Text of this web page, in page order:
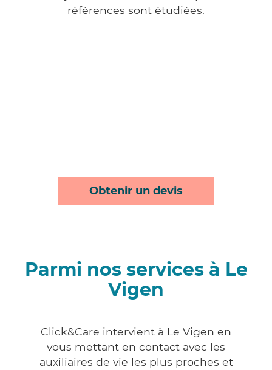
références sont étudiées.
Obtenir un devis
Parmi nos services à Le
Vigen
Click&Care intervient à Le Vigen en
vous mettant en contact avec les
auxiliaires de vie les plus proches et